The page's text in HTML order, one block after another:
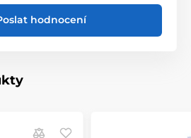
hodnocení